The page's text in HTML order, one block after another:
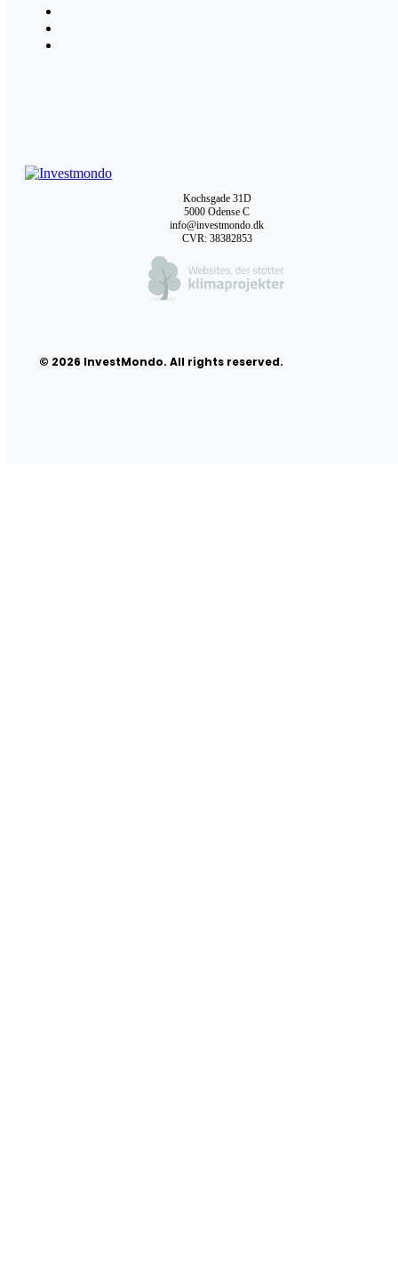
Kochsgade 31D
5000 Odense C
info@investmondo.dk
CVR: 38382853
© 2026 InvestMondo. All rights reserved.